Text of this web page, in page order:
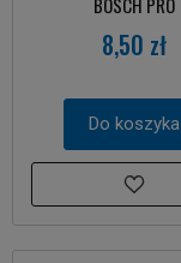
BOSCH PRO
8,50 zł
Do koszyka